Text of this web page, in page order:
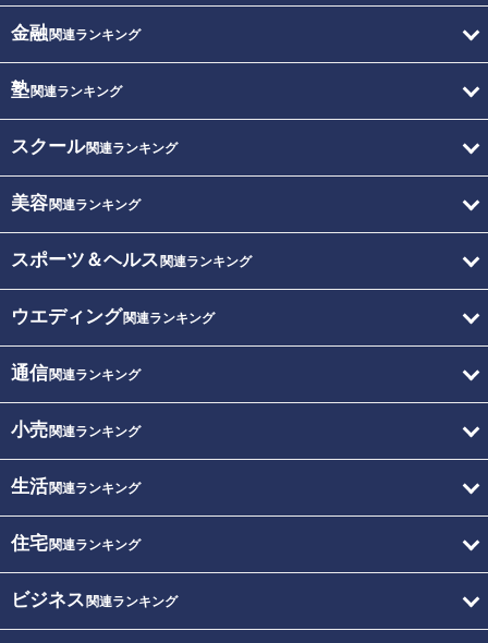
金融関連ランキング
塾関連ランキング
スクール関連ランキング
美容関連ランキング
スポーツ＆ヘルス 関連ランキング
ウエディング関連ランキング
通信関連ランキング
小売関連ランキング
生活関連ランキング
住宅関連ランキング
ビジネス 関連ランキング